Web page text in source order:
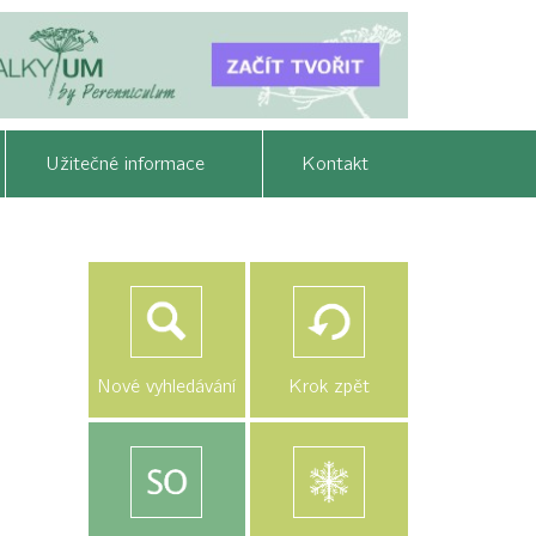
Užitečné informace Kontakt
Nové vyhledávání Krok zpět